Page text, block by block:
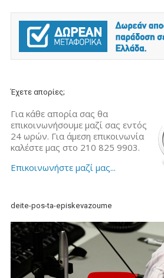
Έχετε απορίες;
Για κάθε απορία σας θα
επικοινωνήσουμε μαζί σας εντός
24 ωρών. Για άμεση επικοινωνία
καλέστε μας στο 210 825 9903.
Επικοινωνήστε μαζί μας...
deite-pos-ta-episkevazoume